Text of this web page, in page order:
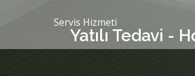
Servis Hizmeti
Yatılı Tedavi -